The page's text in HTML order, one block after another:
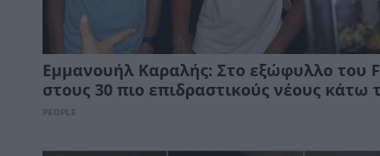
Εμμανουήλ Καραλής: Στο εξώφυλλο του
στους 30 πιο επιδραστικούς νέους κάτω
PEOPLE